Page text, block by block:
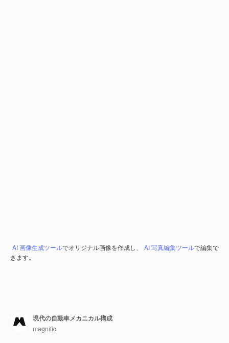
AI 画像生成ツールでオリジナル画像を作成し、 AI 写真編集ツールで編集で
きます。
現代の自動車メカニカル構成
magnific